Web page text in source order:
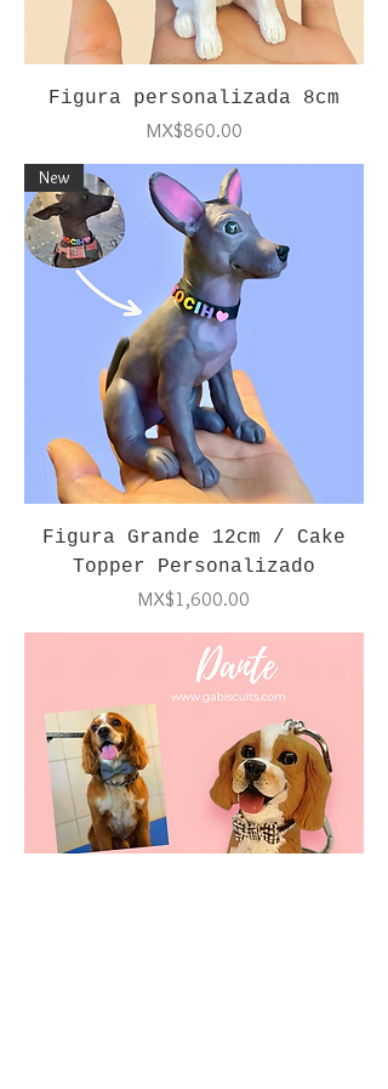
Figura personalizada 8cm
Price
MX$860.00
New
Figura Grande 12cm / Cake
Topper Personalizado
Price
MX$1,600.00